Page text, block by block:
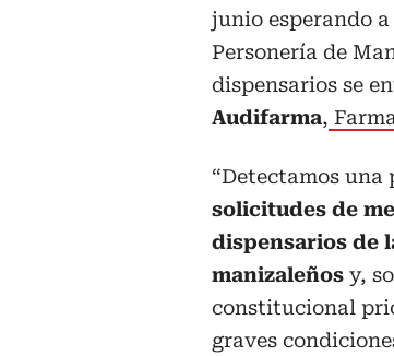
junio esperando
Personería de
dispensarios se
Audifarma,
“Detectamos
solicitudes de
dispensarios de
manizaleños y,
constitucional
graves